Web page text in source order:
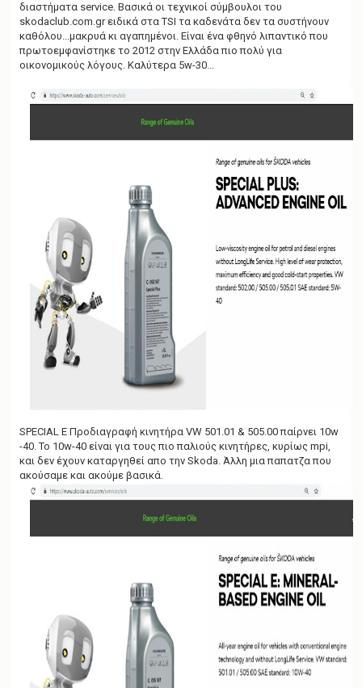
διαστήματα service. Βασικά οι τεχνικοί σύμβουλοι του
skodaclub.com.gr ειδικά στα TSI τα καδενάτα δεν τα συστήνουν
καθόλου...μακρυά κι αγαπημένοι. Είναι ένα φθηνό λιπαντικό που
πρωτοεμφανίστηκε το 2012 στην Ελλάδα πιο πολύ για
οικονομικούς λόγους. Καλύτερα 5w-30...
SPECIAL E Προδιαγραφή κινητήρα VW 501.01 & 505.00 παίρνει 10w
-40. Το 10w-40 είναι για τους πιο παλιούς κινητήρες, κυρίως mpi,
και δεν έχουν καταργηθεί απο την Skoda. Άλλη μια παπατζα που
ακούσαμε και ακούμε βασικά.